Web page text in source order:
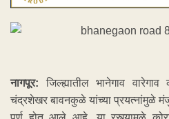
नागपूर: जिल्ह्यातील भानेगाव
चंद्रशेखर बावनकुळे यांच्या प्रयत्नांमुळे